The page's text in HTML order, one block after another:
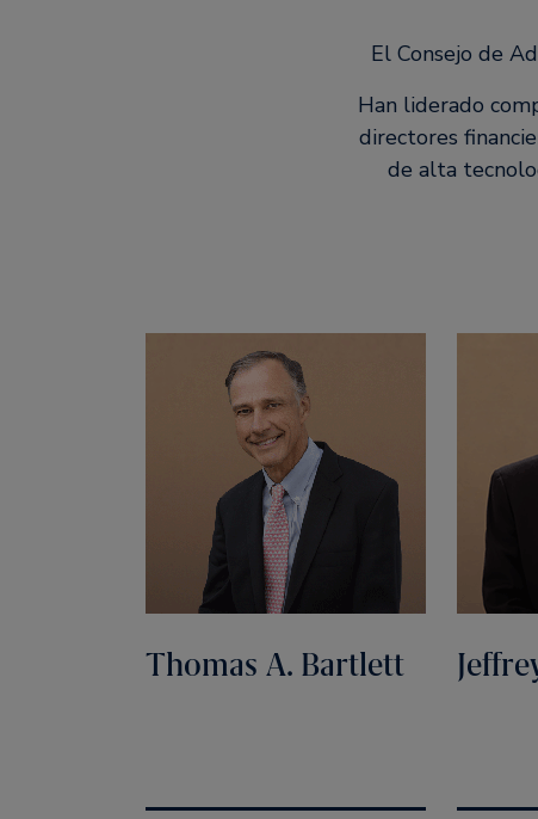
El Consejo de
Han liderado
directores
de alta
Thomas A. Bartlett